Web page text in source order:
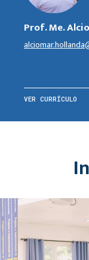
Prof. Me.
VER CURRÍCULO